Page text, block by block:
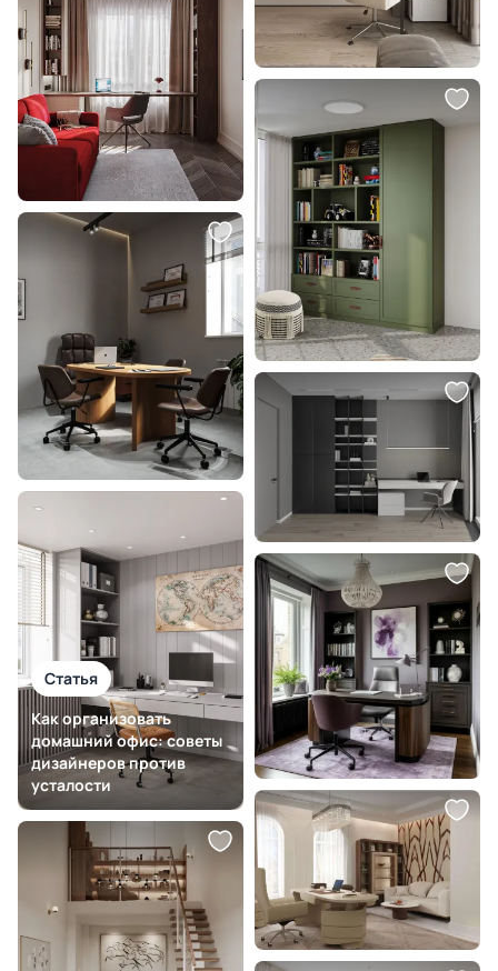
Статья
Как организовать
домашний офис: советы
дизайнеров против
усталости